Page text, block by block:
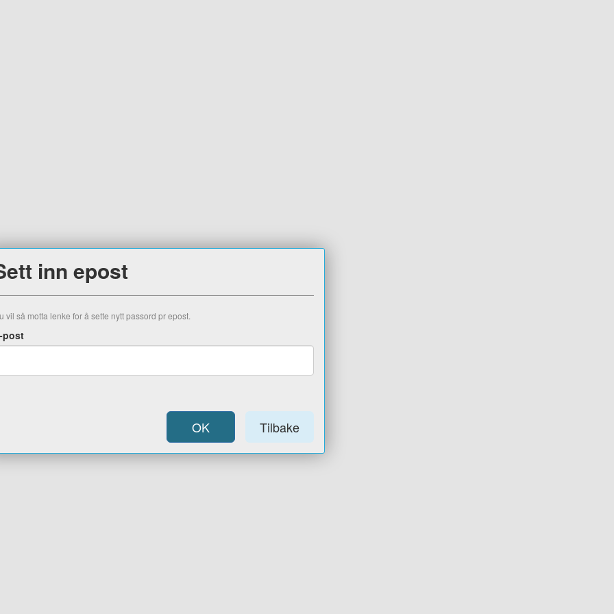
inn epost
vil så motta lenke for å sette nytt passord pr epost.
post
OK Tilbake